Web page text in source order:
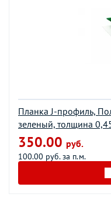
Планка J-профиль,
зеленый, толщина
350.00 руб.
100.00 руб. за п.м.